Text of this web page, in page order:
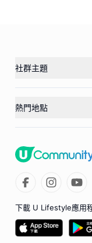
社群主題
熱門地點
下載 U Lifestyle應用